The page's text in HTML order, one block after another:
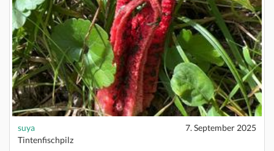
suya
7. September 2025
Tintenfischpilz